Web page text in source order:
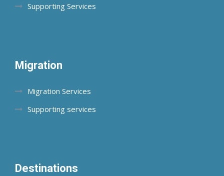
Supporting Services
Migration
Migration Services
Supporting services
Destinations